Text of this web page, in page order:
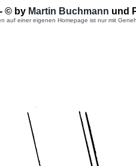
© by Martin Buchmann und
auf einer eigenen Homepage ist nur mit